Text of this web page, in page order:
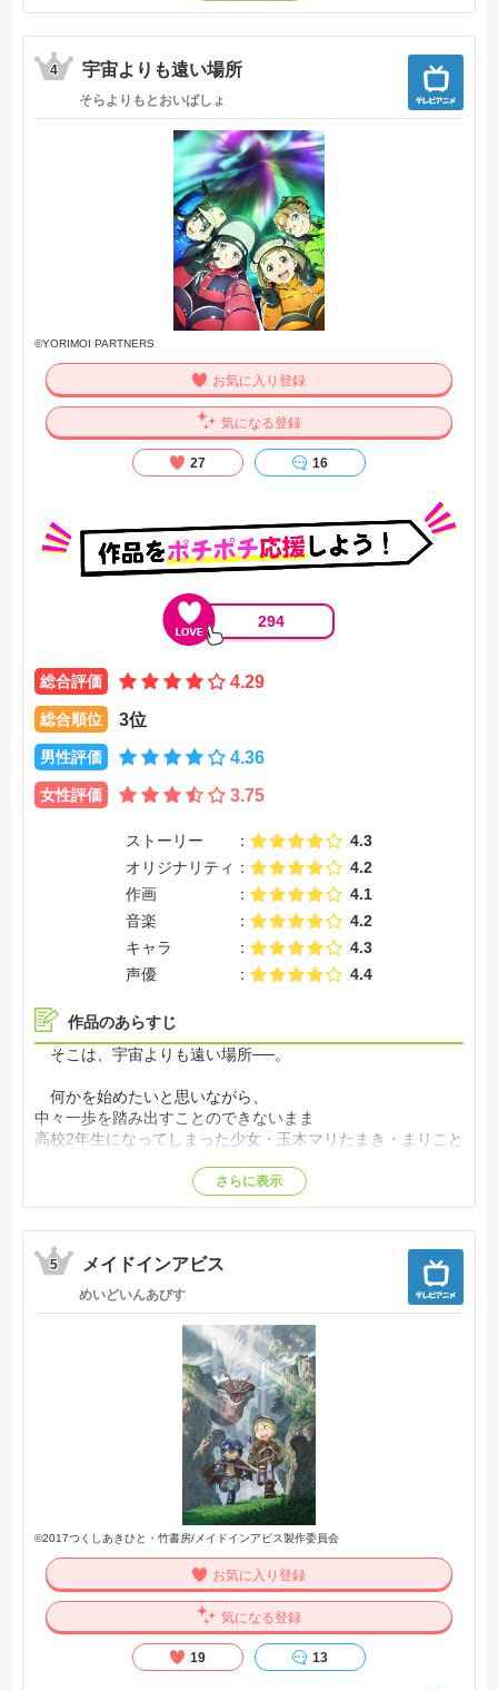
4 宇宙よりも遠い場所
そらよりもとおいばしょ
©YORIMOI PARTNERS
お気に入り登録
気になる登録
27 16
294
総合評価 4.29
総合順位 3位
男性評価 4.36
女性評価 3.75
ストーリー
4.3
オリジナリティ
4.2
作画
4.1
音楽
4.2
キャラ
4.3
声優
4.4
作品のあらすじ
そこは、宇宙よりも遠い場所──。
何かを始めたいと思いながら、
中々一歩を踏み出すことのできないまま
高校2年生になってしまった少女・玉木マリたまき・まりこと
とあることをきっかけに
南極を目指す少女・小淵沢報瀬こぶちざわ・しらせと出会
高校生が南極になんて行けるわけがないと言われても、
絶対にあきらめようとしない報瀬の姿に心を動かされたキマ
リは、
報瀬と共に南極を目指すことを誓うのだが……。【公式サイ
さらに表示
5 メイドインアビス
めいどいんあびす
©2017つくしあきひと・竹書房/メイドインアビス製作委員会
お気に入り登録
気になる登録
19 13